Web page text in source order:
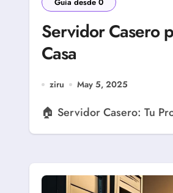
Servidor Casero
Casa
ziru May 5, 2025
🏠 Servidor Casero: